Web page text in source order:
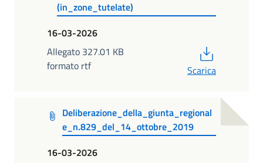
(in_zone_tutelate)
16-03-2026
Allegato 327.01 KB
formato rtf
Scarica
Deliberazione_della_giunta_regional
e_n.829_del_14_ottobre_2019
16-03-2026